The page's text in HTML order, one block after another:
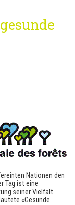
Nationen den
Tag ist eine
seiner Vielfalt
«Gesunde